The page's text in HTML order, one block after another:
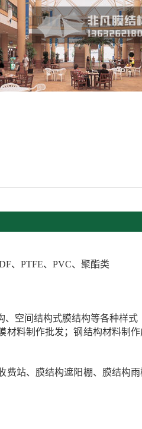
、PTFE、PVC、聚酯类
、空间结构式膜结构等各种样式
料制作批发；钢结构材料制
站、膜结构遮阳棚、膜结构